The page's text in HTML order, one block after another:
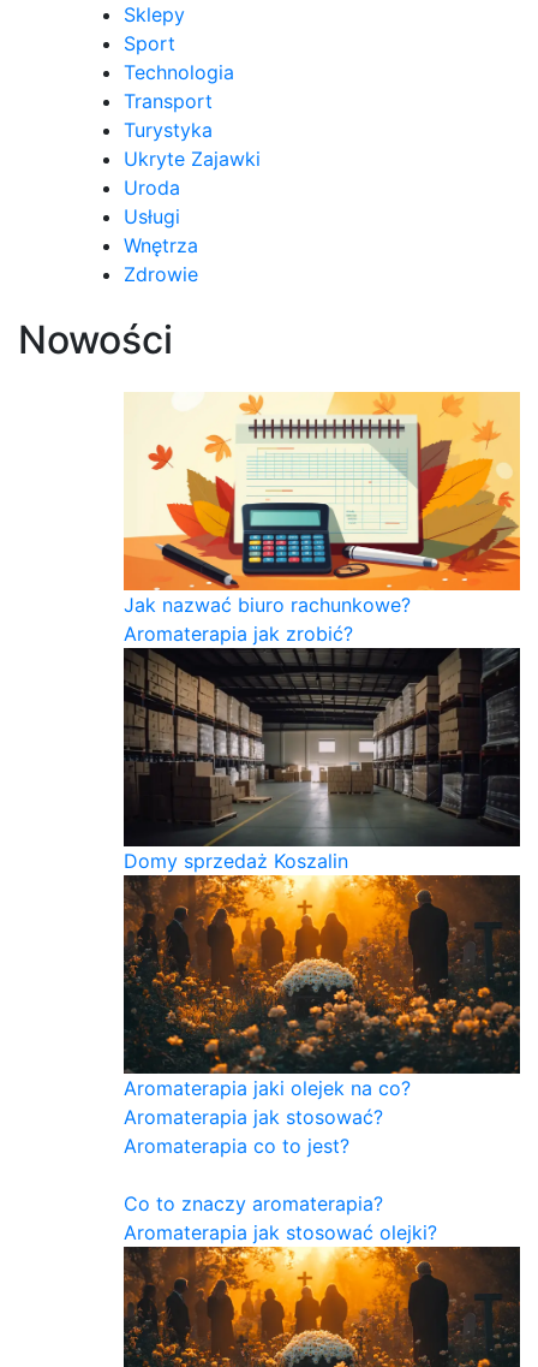
Sklepy
Sport
Technologia
Transport
Turystyka
Ukryte Zajawki
Uroda
Usługi
Wnętrza
Zdrowie
Nowości
Jak nazwać biuro rachunkowe?
Aromaterapia jak zrobić?
Domy sprzedaż Koszalin
Aromaterapia jaki olejek na co?
Aromaterapia jak stosować?
Aromaterapia co to jest?
Co to znaczy aromaterapia?
Aromaterapia jak stosować olejki?